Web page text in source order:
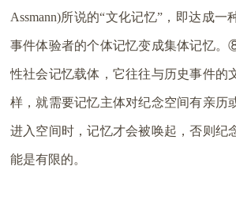
Assmann)所说的“文化记忆”，即达成一
事件体验者的个体记忆变成集体记忆。
性社会记忆载体，它往往与历史事件的
样，就需要记忆主体对纪念空间有亲历
进入空间时，记忆才会被唤起，否则纪
能是有限的。